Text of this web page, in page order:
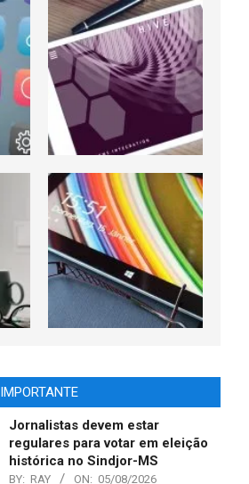
IMPORTANTE
Jornalistas devem estar
regulares para votar em eleição
histórica no Sindjor-MS
BY: RAY ON: 05/08/2026